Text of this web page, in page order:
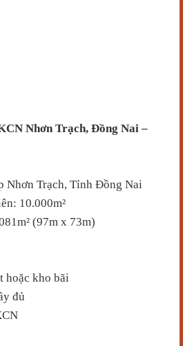
Nhơn Trạch, Đồng Nai –
Nhơn Trạch, Tỉnh Đồng Nai
10.000m²
(97m x 73m)
hoặc kho bãi
đủ